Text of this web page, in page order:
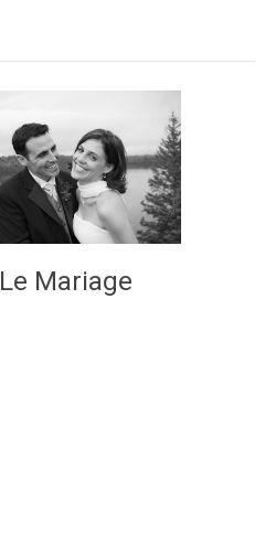
Le Mariage